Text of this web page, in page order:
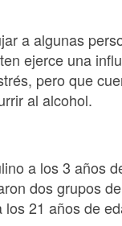
a algunas
ejerce una
pero que
al alcohol.
a los 3 años
dos grupos
21 años de